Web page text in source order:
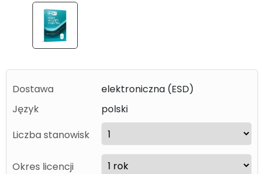
Dostawa
elektroniczna (ESD)
Język
polski
Liczba stanowisk
Okres licencji